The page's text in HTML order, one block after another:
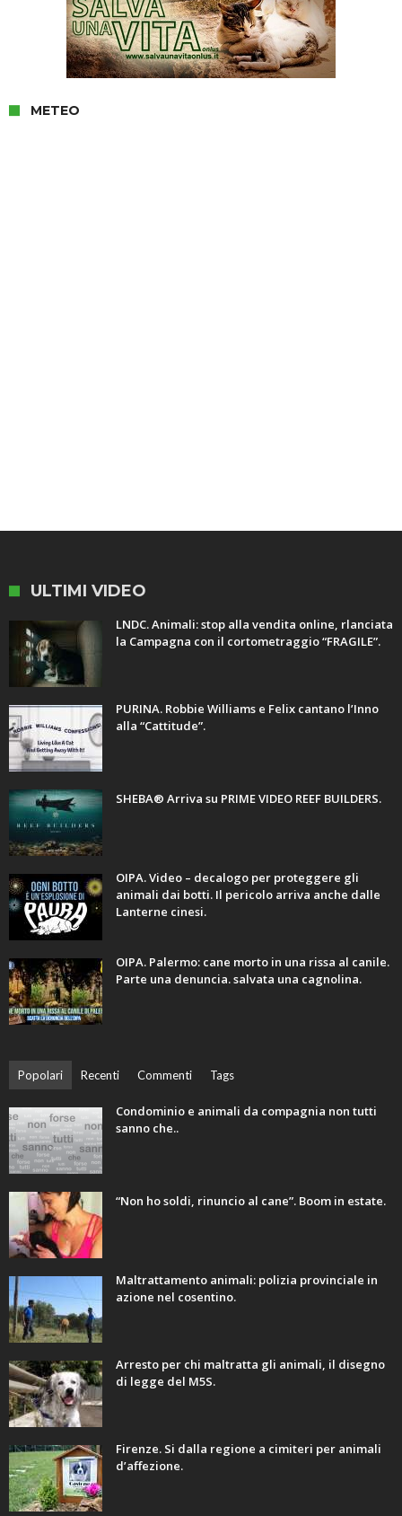
METEO
ULTIMI VIDEO
LNDC. Animali: stop alla vendita online, rlanciata
la Campagna con il cortometraggio “FRAGILE”.
PURINA. Robbie Williams e Felix cantano l’Inno
alla “Cattitude”.
SHEBA® Arriva su PRIME VIDEO REEF BUILDERS.
OIPA. Video – decalogo per proteggere gli
animali dai botti. Il pericolo arriva anche dalle
Lanterne cinesi.
OIPA. Palermo: cane morto in una rissa al canile.
Parte una denuncia. salvata una cagnolina.
Popolari Recenti Commenti Tags
Condominio e animali da compagnia non tutti
sanno che..
“Non ho soldi, rinuncio al cane”. Boom in estate.
Maltrattamento animali: polizia provinciale in
azione nel cosentino.
Arresto per chi maltratta gli animali, il disegno
di legge del M5S.
Firenze. Si dalla regione a cimiteri per animali
d’affezione.